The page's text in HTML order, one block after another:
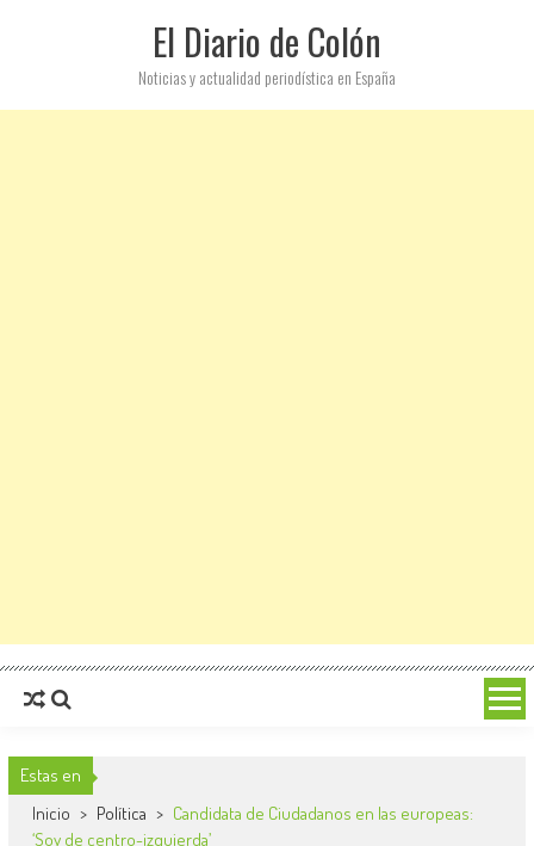
El Diario de Colón
Noticias y actualidad periodística en España
Estas en
Inicio > Política > Candidata de Ciudadanos en las europeas:
‘Soy de centro-izquierda’